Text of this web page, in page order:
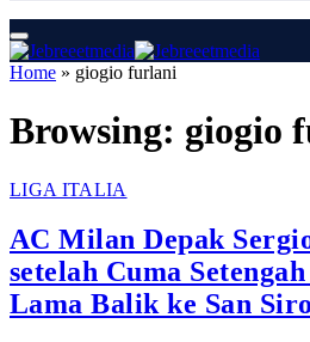
Home » giogio furlani
Browsing: giogio
LIGA ITALIA
AC Milan Depak
setelah Cuma
Lama Balik ke San Siro